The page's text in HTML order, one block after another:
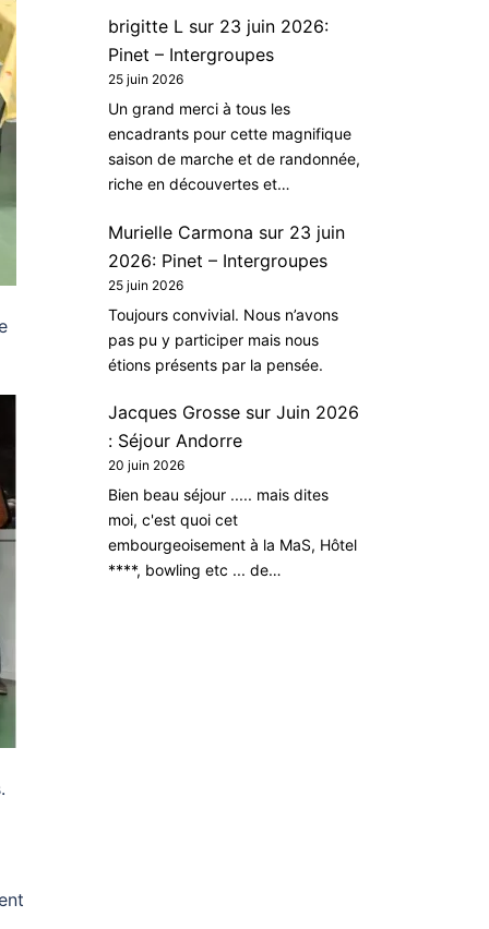
brigitte Lsur 23 juin 2026:
Pinet – Intergroupes
25 juin 2026
Un grand merci à tous les
encadrants pour cette magnifique
saison de marche et de randonnée,
riche en découvertes et…
Murielle Carmona sur 23 juin
2026: Pinet – Intergroupes
25 juin 2026
Toujours convivial. Nous n’avons
pas pu y participer mais nous
étions présents par la pensée.
Jacques Grossesur Juin 2026
: Séjour Andorre
20 juin 2026
Bien beau séjour ..... mais dites
moi, c'est quoi cet
embourgeoisement à la MaS, Hôtel
****, bowling etc ... de…